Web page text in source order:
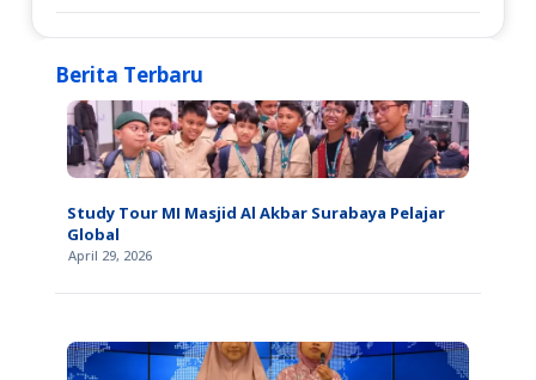
Berita Terbaru
Study Tour MI Masjid Al Akbar Surabaya Pelajar
Global
April 29, 2026